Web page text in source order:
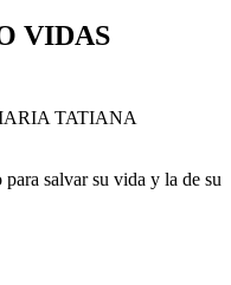
VIDAS
TATIANA
salvar su vida y la de su